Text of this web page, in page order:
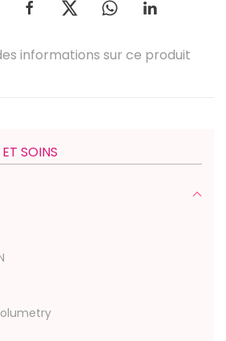
informations sur ce produit
SOINS